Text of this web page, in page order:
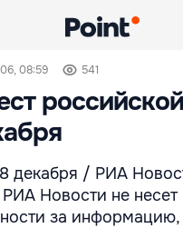
08:59 541
декабря / РИА
РИА Новости не несет
за информацию,